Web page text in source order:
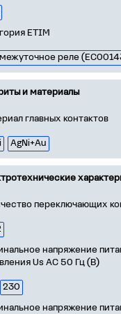
ETIM
реле
и материалы
главных контактов
AgNi+Au
переключающих
напряжение
Us АС 50 Гц (В)
230
напряжение